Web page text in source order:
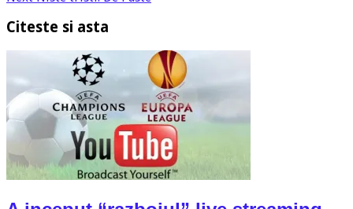
Citeste si asta